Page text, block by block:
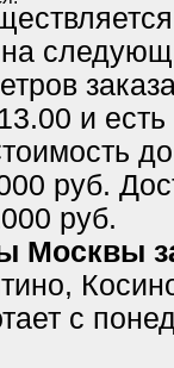
и
руб.
руб.
Москвы
с